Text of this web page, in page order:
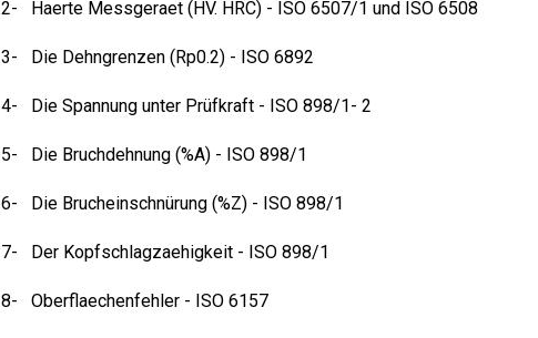
2- Haerte Messgeraet (HV. HRC) - ISO 6507/1 und ISO 6508
3- Die Dehngrenzen (Rp0.2) - ISO 6892
4- Die Spannung unter Prüfkraft - ISO 898/1- 2
5- Die Bruchdehnung (%A) - ISO 898/1
6- Die Brucheinschnürung (%Z) - ISO 898/1
7- Der Kopfschlagzaehigkeit - ISO 898/1
8- Oberflaechenfehler - ISO 6157